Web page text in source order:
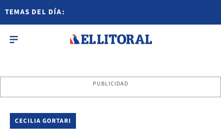
TEMAS DEL DÍA:
PUBLICIDAD
CECILIA GORTARI